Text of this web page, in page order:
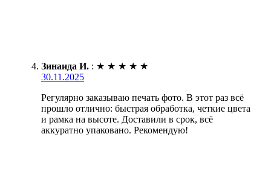
Зинаида И. : ★ ★ ★ ★ ★
30.11.2025
Регулярно заказываю печать фото. В этот раз всё
прошло отлично: быстрая обработка, четкие цвета
и рамка на высоте. Доставили в срок, всё
аккуратно упаковано. Рекомендую!